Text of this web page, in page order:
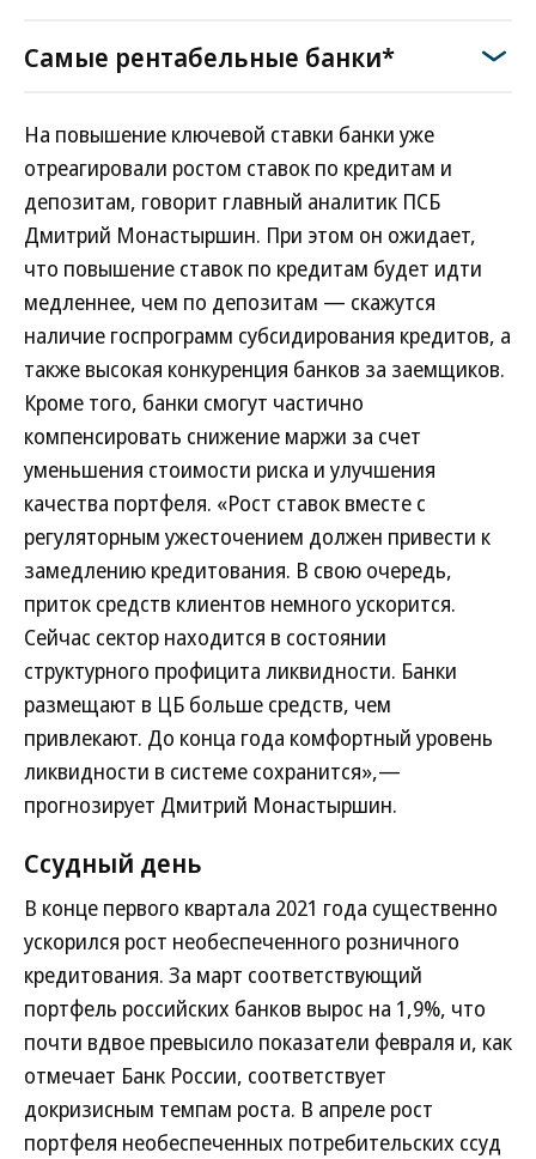
Самые рентабельные банки*
На повышение ключевой ставки банки уже
отреагировали ростом ставок по кредитам и
депозитам, говорит главный аналитик ПСБ
Дмитрий Монастыршин. При этом он ожидает,
что повышение ставок по кредитам будет идти
медленнее, чем по депозитам — скажутся
наличие госпрограмм субсидирования кредитов, а
также высокая конкуренция банков за заемщиков.
Кроме того, банки смогут частично
компенсировать снижение маржи за счет
уменьшения стоимости риска и улучшения
качества портфеля. «Рост ставок вместе с
регуляторным ужесточением должен привести к
замедлению кредитования. В свою очередь,
приток средств клиентов немного ускорится.
Сейчас сектор находится в состоянии
структурного профицита ликвидности. Банки
размещают в ЦБ больше средств, чем
привлекают. До конца года комфортный уровень
ликвидности в системе сохранится»,—
прогнозирует Дмитрий Монастыршин.
Ссудный день
В конце первого квартала 2021 года существенно
ускорился рост необеспеченного розничного
кредитования. За март соответствующий
портфель российских банков вырос на 1,9%, что
почти вдвое превысило показатели февраля и, как
отмечает Банк России, соответствует
докризисным темпам роста. В апреле рост
портфеля необеспеченных потребительских ссуд